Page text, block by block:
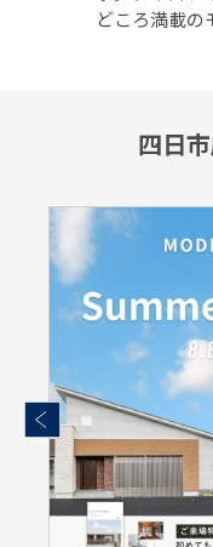
どころ満載の
四日